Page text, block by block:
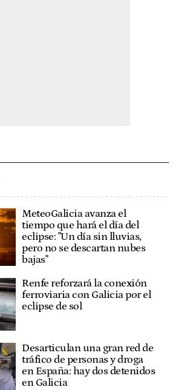
MeteoGalicia avanza el
tiempo que hará el día del
eclipse: "Un día sin lluvias,
pero no se descartan nubes
bajas"
Renfe reforzará la conexión
ferroviaria con Galicia por el
eclipse de sol
Desarticulan una gran red de
tráfico de personas y droga
en España: hay dos detenidos
en Galicia